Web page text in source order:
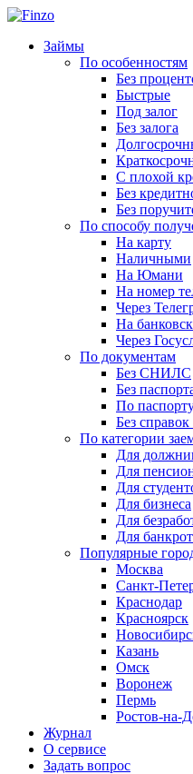
Займы
По особенностям
Без
Быстрые
Под залог
Без залога
С плохой
Без
Без
По способу
На карту
Наличными
На Юмани
На номер
Через
На
Через
По документам
Без СНИЛС
Без
По
Без
По категории
Для
Для
Для
Для бизнеса
Для
Для
Популярные
Москва
Санкт-
Краснодар
Красноярск
Казань
Омск
Воронеж
Пермь
Ростов-на-
Журнал
О сервисе
Задать вопрос